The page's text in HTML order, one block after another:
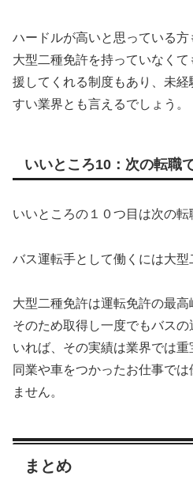
ハードルが高いと思っている方
大型二種免許を持っていなく
援してくれる制度もあり、未
すい業界とも言えるでしょう。
いいところ10：次の転職
いいところの１０つ目は次の転
バス運転手として働くには大型
大型二種免許は運転免許の最高
そのため取得し一度でもバス
いれば、その実績は業界では
同業や車をつかったお仕事で
ません。
まとめ